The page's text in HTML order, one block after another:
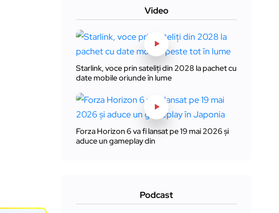
Video
Starlink, voce prin sateliți din 2028 la pachet cu
date mobile oriunde în lume
Forza Horizon 6 va fi lansat pe 19 mai 2026 și
aduce un gameplay din
Podcast